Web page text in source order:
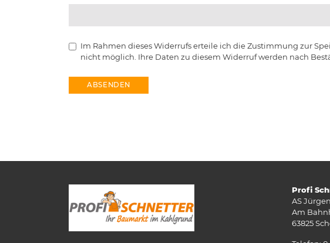
Im Rahmen dieses Widerrufs erteile ich die Zustimmung zur
nicht möglich. Ihre Daten zu diesem Widerruf werden nach
ABSENDEN
Profi
AS
Am
63825